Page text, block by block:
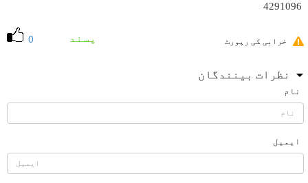
4291096
0 پسند خرابی کی رپورٹ
نظرات بینندگان
نام
ایمیل